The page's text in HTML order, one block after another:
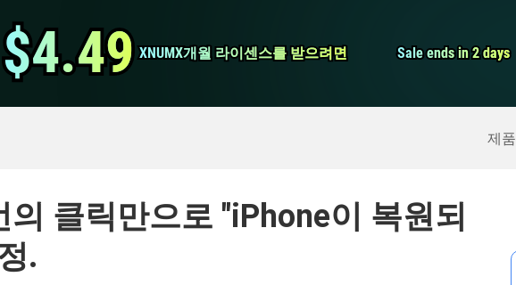
$4.49
$4.49 XNUMX개월 라이센스를 받으려면
XNUMX개월 라이센스를 받으려면 Sale ends in 2 days
Sale ends in 2 days
제품
스크린 레코더
의 클릭만으로 "iPhone이 복원되
.